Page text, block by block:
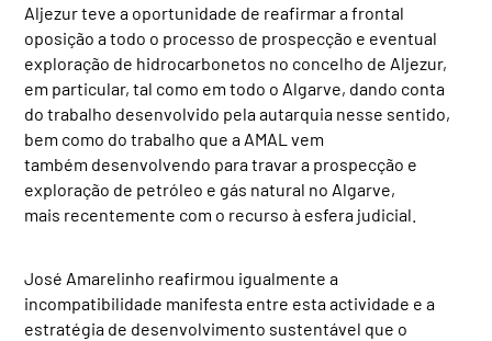
Aljezur teve a oportunidade de reafirmar a frontal
oposição a todo o processo de prospecção e eventual
exploração de hidrocarbonetos no concelho de Aljezur,
em particular, tal como em todo o Algarve, dando conta
do trabalho desenvolvido pela autarquia nesse sentido,
bem como do trabalho que a AMAL vem
também desenvolvendo para travar a prospecção e
exploração de petróleo e gás natural no Algarve,
mais recentemente com o recurso à esfera judicial.
José Amarelinho reafirmou igualmente a
incompatibilidade manifesta entre esta actividade e a
estratégia de desenvolvimento sustentável que o